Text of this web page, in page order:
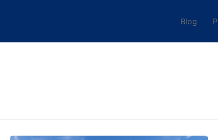
Blog